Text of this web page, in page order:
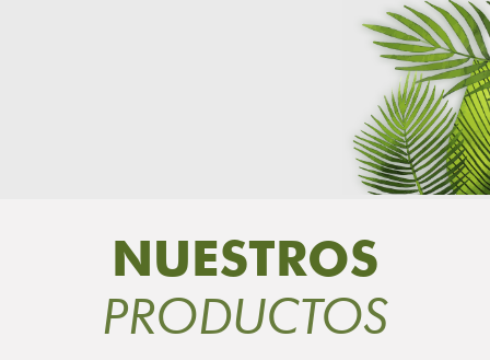
NUESTROS
PRODUCTOS